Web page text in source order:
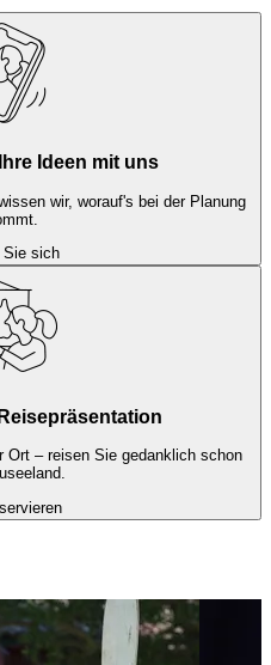
Ideen mit uns
wir, worauf's bei der Planung
Sie sich
Ort – reisen Sie gedanklich schon